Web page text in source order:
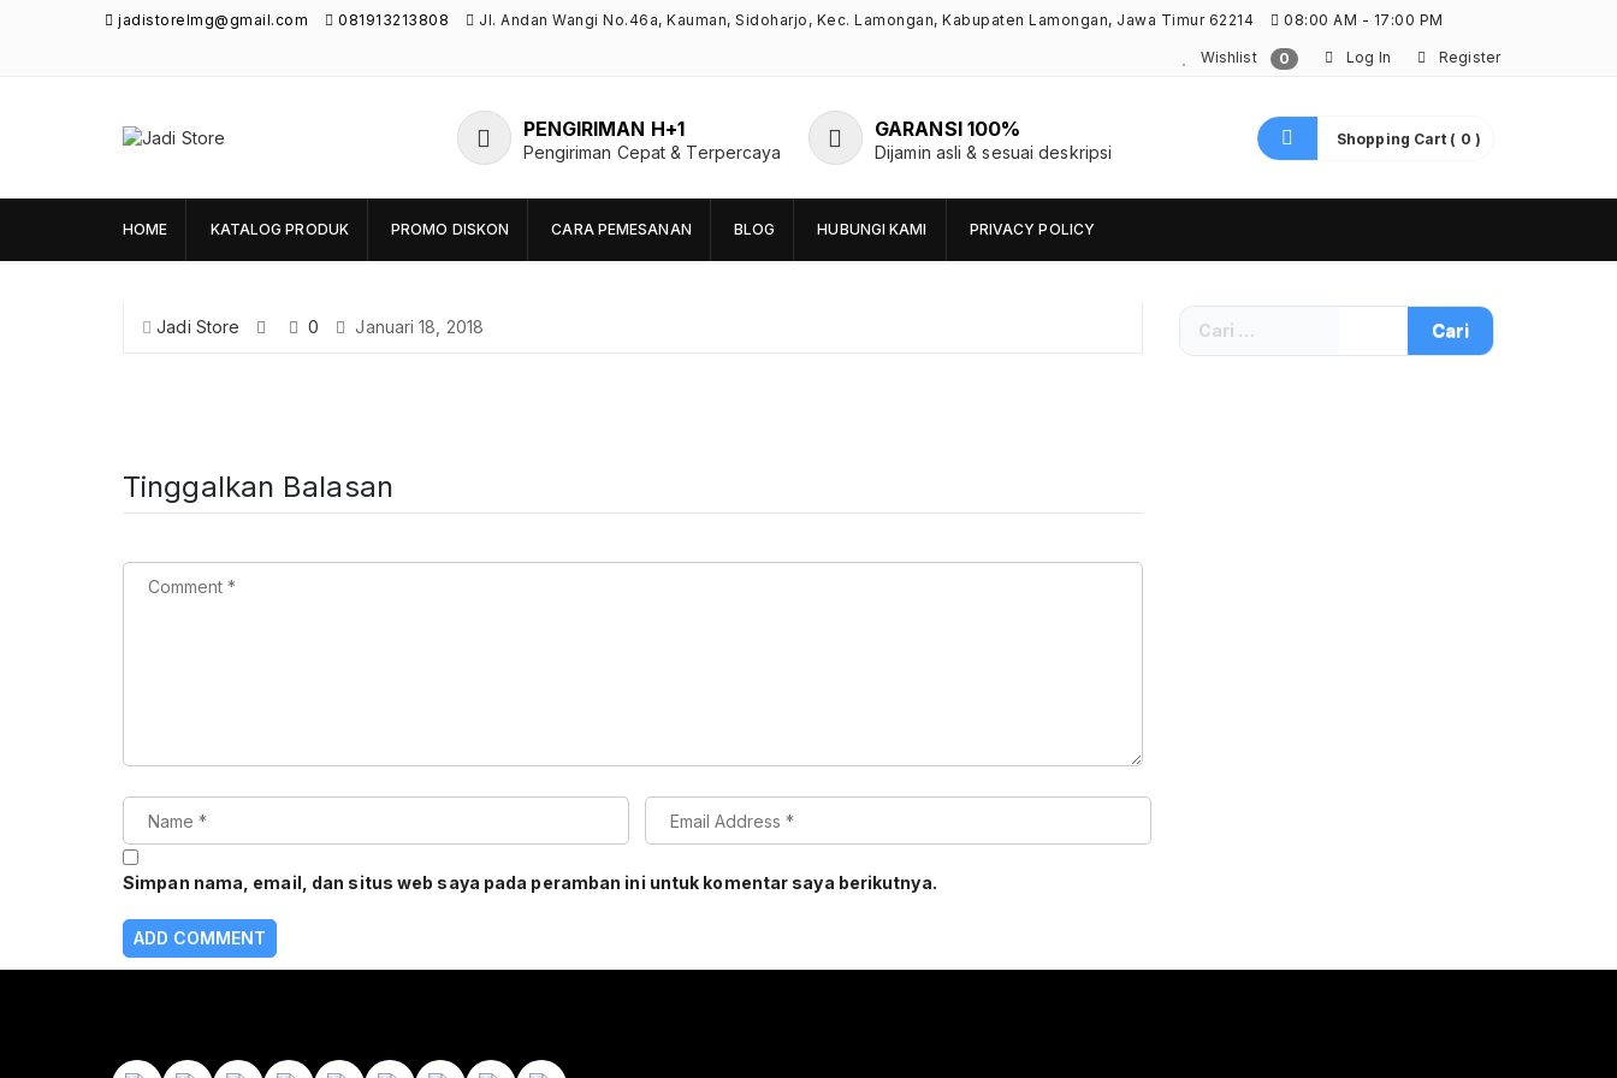
jadistorelmg@gmail.com 081913213808 Jl. Andan Wangi No.46a, Kauman, Sidoharjo, Kec. Lamongan, Kabupaten Lamongan, Jawa Timur 62214 08:00 AM - 17:00 PM
Wishlist 0 Log In Register
Unik di Lamongan
PENGIRIMAN H+1
Pengiriman Cepat & Terpercaya
GARANSI 100%
Dijamin asli & sesuai deskripsi
Shopping Cart ( 0 )
HOME KATALOG PRODUK PROMO DISKON CARA PEMESANAN BLOG HUBUNGI KAMI PRIVACY POLICY
Jadi Store 0 Januari 18, 2018
Tinggalkan Balasan
Simpan nama, email, dan situs web saya pada peramban ini untuk komentar saya berikutnya.
Cari
untuk: